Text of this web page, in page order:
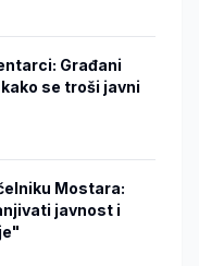
Građani
se troši javni
Mostara:
javnost i